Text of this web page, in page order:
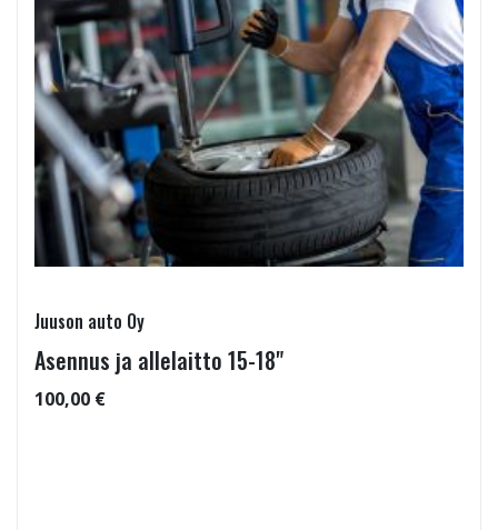
Juuson auto Oy
Asennus ja allelaitto 15-18"
100,00 €